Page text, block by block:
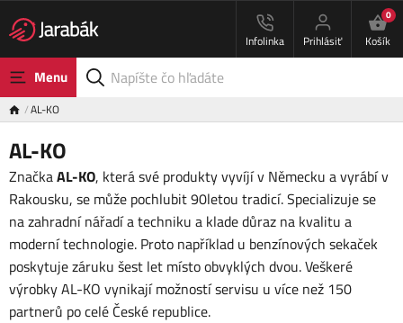
Infolinka Prihlásiť
0
Košík
Menu
AL-KO
AL-KO
ZnačkaAL-KO, která své produkty vyvíjí v Německu a vyrábí v
Rakousku, se může pochlubit 90letou tradicí. Specializuje se
na zahradní nářadí a techniku a klade důraz na kvalitu a
moderní technologie. Proto například u benzínových sekaček
poskytuje záruku šest let místo obvyklých dvou. Veškeré
výrobky AL-KO vynikají možností servisu u více než 150
partnerů po celé České republice.